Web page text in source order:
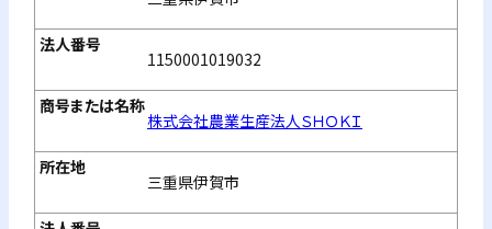
1150001019032
株式会社農業生産法人ＳＨＯＫＩ
三重県伊賀市